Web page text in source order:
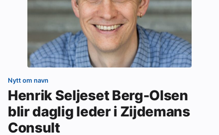
Nytt om navn
Henrik Seljeset Berg-Olsen
blir daglig leder i Zijdemans
Consult